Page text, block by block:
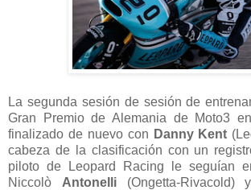
La segunda sesión de sesión de
Gran Premio de Alemania de Moto3
finalizado de nuevo con Danny Kent
cabeza de la clasificación con un
piloto de Leopard Racing le seguían
Niccolò Antonelli (Ongetta-Rivacold)